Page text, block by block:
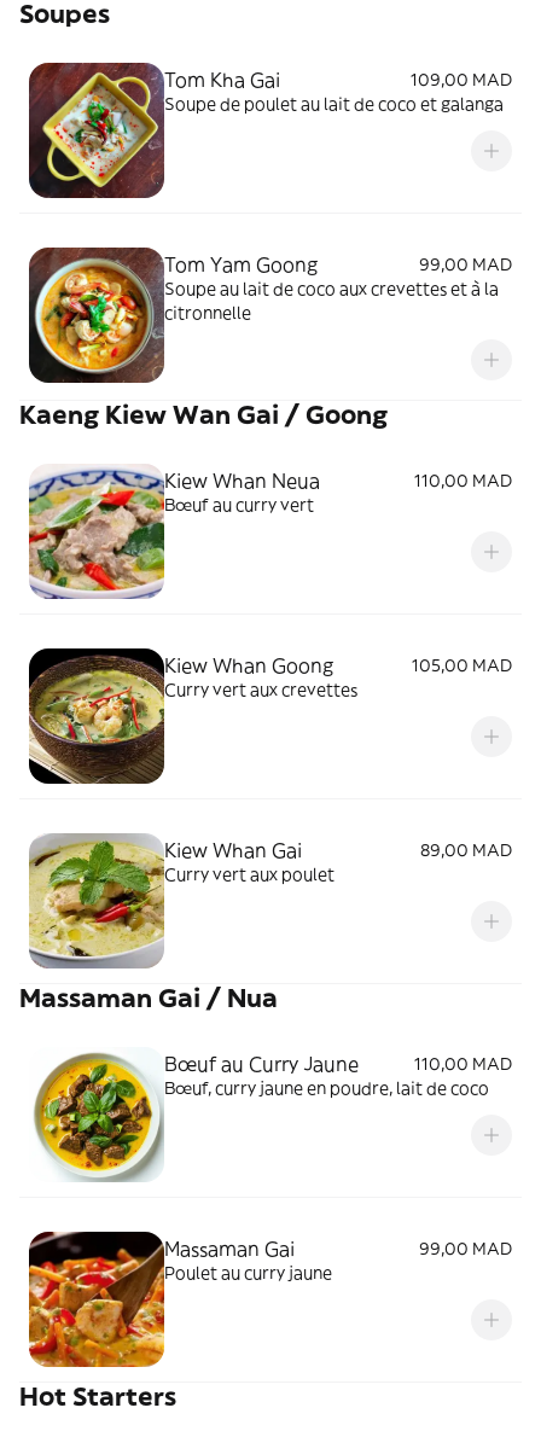
Soupes
Tom Kha Gai
109,00 MAD
Soupe de poulet au lait de coco et galanga
Tom Yam Goong
99,00 MAD
Soupe au lait de coco aux crevettes et à la
citronnelle
Kaeng Kiew Wan Gai / Goong
Kiew Whan Neua
110,00 MAD
Bœuf au curry vert
Kiew Whan Goong
105,00 MAD
Curry vert aux crevettes
Kiew Whan Gai
89,00 MAD
Curry vert aux poulet
Massaman Gai / Nua
Bœuf au Curry Jaune
110,00 MAD
Bœuf, curry jaune en poudre, lait de coco
Massaman Gai
99,00 MAD
Poulet au curry jaune
Hot Starters